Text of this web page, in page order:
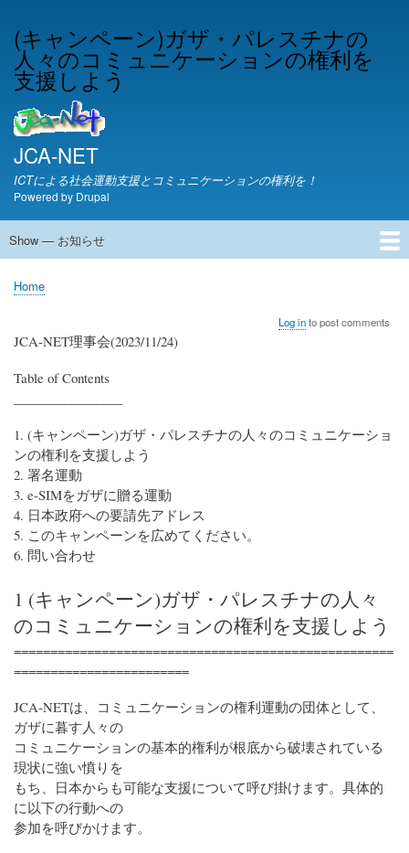
to
main
content
(キャンペーン)ガザ・パレスチナの
人々のコミュニケーションの権利を
支援しよう
JCA-NET
ICTによる社会運動支援とコミュニケーションの権利を！
Powered by Drupal
お
ら
Show — お知らせ
JCA-NETからのお知らせ
Breadcrumb
Home
Log into post comments
JCA-NET理事会(2023/11/24)
Table of Contents
1. (キャンペーン)ガザ・パレスチナの人々のコミュニケーショ
ンの権利を支援しよう
2. 署名運動
3. e-SIMをガザに贈る運動
4. 日本政府への要請先アドレス
5. このキャンペーンを広めてください。
6. 問い合わせ
1 (キャンペーン)ガザ・パレスチナの人々
のコミュニケーションの権利を支援しよう
====================================================
========================
JCA-NETは、コミュニケーションの権利運動の団体として、
ガザに暮す人々の
コミュニケーションの基本的権利が根底から破壊されている
現状に強い憤りを
もち、日本からも可能な支援について呼び掛けます。具体的
に以下の行動への
参加を呼びかけます。